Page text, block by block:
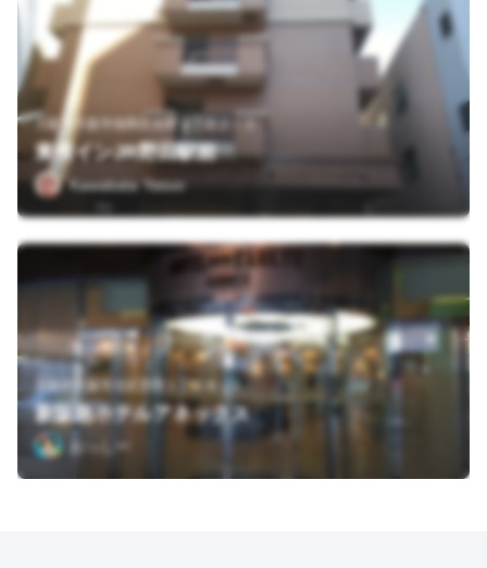
大阪府大阪市福島区吉野２丁目２－２
東横インJR野田駅前
Kawabata Yasuo
大阪府大阪市北区芝田１丁目８－１
新阪急ホテルアネックス
おっしー